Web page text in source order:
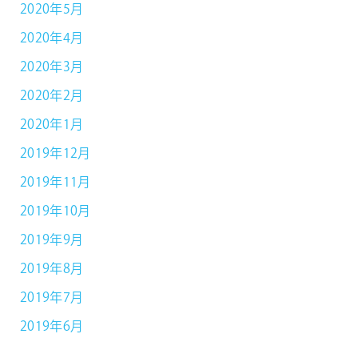
2020年5月
2020年4月
2020年3月
2020年2月
2020年1月
2019年12月
2019年11月
2019年10月
2019年9月
2019年8月
2019年7月
2019年6月